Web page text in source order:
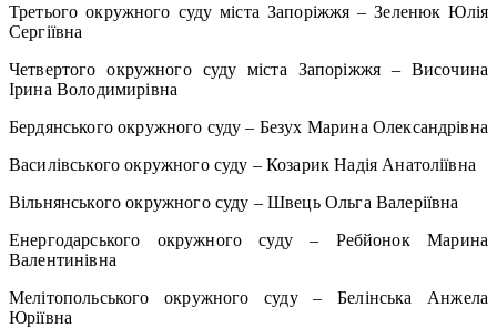
Третього окружного суду міста Запоріжжя – Зеленюк Юлія
Сергіївна
Четвертого окружного суду міста Запоріжжя – Височина
Ірина Володимирівна
Бердянського окружного суду – Безух Марина Олександрівна
Василівського окружного суду – Козарик Надія Анатоліївна
Вільнянського окружного суду – Швець Ольга Валеріївна
Енергодарського окружного суду – Ребйонок Марина
Валентинівна
Мелітопольського окружного суду – Белінська Анжела
Юріївна